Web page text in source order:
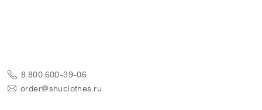
8 800 600-39-06
order@shuclothes.ru